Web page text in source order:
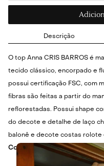
Descrição
O top Anna CRIS BARROS é
tecido clássico, encorpado e
possui certificação FSC, com
fibras são feitas a partir do
reflorestadas. Possui shape
do decote e detalhe de laço
balonê e decote costas rolote
Cor: Mogno